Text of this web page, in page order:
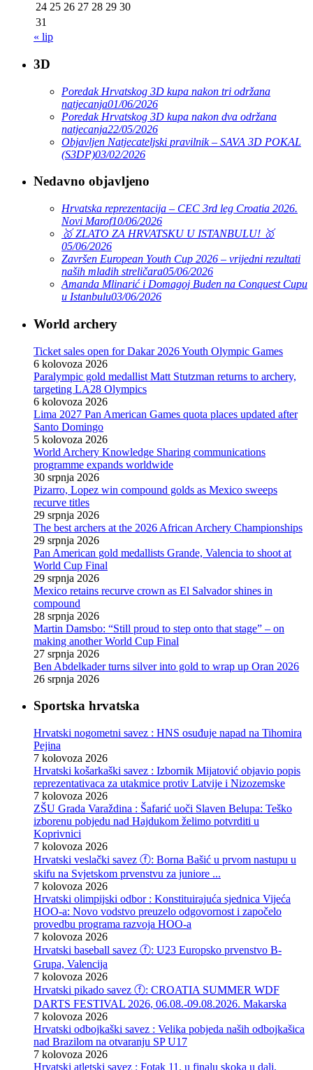
24 25 26 27 28 29 30
31
« lip
3D
Poredak Hrvatskog 3D kupa nakon tri održana
natjecanja01/06/2026
Poredak Hrvatskog 3D kupa nakon dva održana
natjecanja22/05/2026
Objavljen Natjecateljski pravilnik – SAVA 3D POKAL
(S3DP)03/02/2026
Nedavno objavljeno
Hrvatska reprezentacija – CEC 3rd leg Croatia 2026.
Novi Marof10/06/2026
🥇 ZLATO ZA HRVATSKU U ISTANBULU! 🥇
05/06/2026
Završen European Youth Cup 2026 – vrijedni rezultati
naših mladih streličara05/06/2026
Amanda Mlinarić i Domagoj Buden na Conquest Cupu
u Istanbulu03/06/2026
World archery
Ticket sales open for Dakar 2026 Youth Olympic Games
6 kolovoza 2026
Paralympic gold medallist Matt Stutzman returns to archery,
targeting LA28 Olympics
6 kolovoza 2026
Lima 2027 Pan American Games quota places updated after
Santo Domingo
5 kolovoza 2026
World Archery Knowledge Sharing communications
programme expands worldwide
30 srpnja 2026
Pizarro, Lopez win compound golds as Mexico sweeps
recurve titles
29 srpnja 2026
The best archers at the 2026 African Archery Championships
29 srpnja 2026
Pan American gold medallists Grande, Valencia to shoot at
World Cup Final
29 srpnja 2026
Mexico retains recurve crown as El Salvador shines in
compound
28 srpnja 2026
Martin Damsbo: “Still proud to step onto that stage” – on
making another World Cup Final
27 srpnja 2026
Ben Abdelkader turns silver into gold to wrap up Oran 2026
26 srpnja 2026
Sportska hrvatska
Hrvatski nogometni savez : HNS osuđuje napad na Tihomira
Pejina
7 kolovoza 2026
Hrvatski košarkaški savez : Izbornik Mijatović objavio popis
reprezentativaca za utakmice protiv Latvije i Nizozemske
7 kolovoza 2026
ZŠU Grada Varaždina : Šafarić uoči Slaven Belupa: Teško
izborenu pobjedu nad Hajdukom želimo potvrditi u
Koprivnici
7 kolovoza 2026
Hrvatski veslački savez ⓕ: Borna Bašić u prvom nastupu u
skifu na Svjetskom prvenstvu za juniore ...
7 kolovoza 2026
Hrvatski olimpijski odbor : Konstituirajuća sjednica Vijeća
HOO-a: Novo vodstvo preuzelo odgovornost i započelo
provedbu programa razvoja HOO-a
7 kolovoza 2026
Hrvatski baseball savez ⓕ: U23 Europsko prvenstvo B-
Grupa, Valencija
7 kolovoza 2026
Hrvatski pikado savez ⓕ: CROATIA SUMMER WDF
DARTS FESTIVAL 2026, 06.08.-09.08.2026. Makarska
7 kolovoza 2026
Hrvatski odbojkaški savez : Velika pobjeda naših odbojkašica
nad Brazilom na otvaranju SP U17
7 kolovoza 2026
Hrvatski atletski savez : Fotak 11. u finalu skoka u dalj,